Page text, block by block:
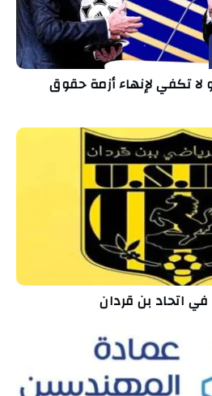
لا تكفي لإنهاء أزمة حقوق